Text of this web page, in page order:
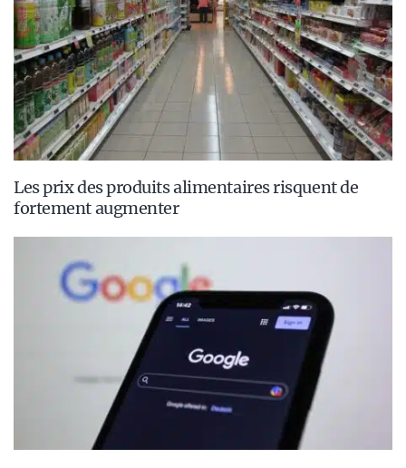
Les prix des produits alimentaires risquent de
fortement augmenter